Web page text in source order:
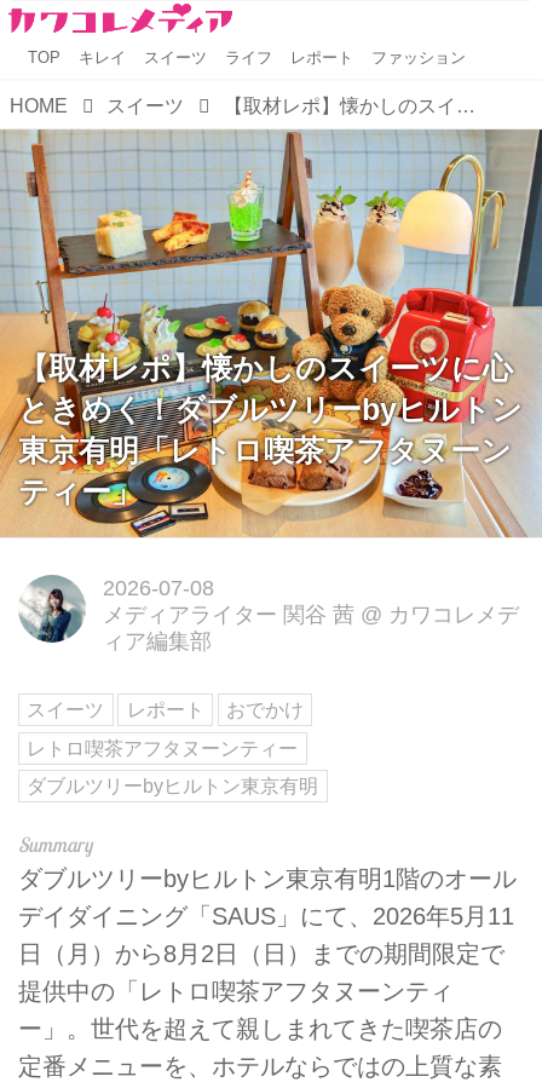
TOP キレイ スイーツ ライフ レポート ファッション
HOME スイーツ 【取材レポ】懐かしのスイーツに心ときめく！ダブルツリーbyヒルトン東京有明「レトロ喫茶アフタヌーンティー」
【取材レポ】懐かしのスイーツに心
ときめく！ダブルツリーbyヒルトン
東京有明「レトロ喫茶アフタヌーン
ティー」
2026-07-08
メディアライター 関谷 茜 @ カワコレメデ
ィア編集部
スイーツ レポート
おでかけ
レトロ喫茶アフタヌーンティー
ダブルツリーbyヒルトン東京有明
ダブルツリーbyヒルトン東京有明1階のオール
デイダイニング「SAUS」にて、2026年5月11
日（月）から8月2日（日）までの期間限定で
提供中の「レトロ喫茶アフタヌーンティ
ー」。世代を超えて親しまれてきた喫茶店の
定番メニューを、ホテルならではの上質な素